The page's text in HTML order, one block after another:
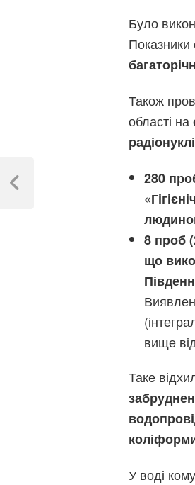
Було
Показники
Також
області на
280
8 проб
що
вище
Таке
У воді
записів
Previous